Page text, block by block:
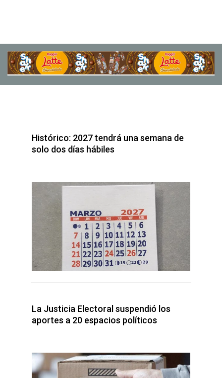
Histórico: 2027 tendrá una semana de
solo dos días hábiles
La Justicia Electoral suspendió los
aportes a 20 espacios políticos